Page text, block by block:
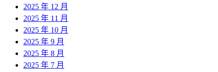
2025 年 12 月
2025 年 11 月
2025 年 10 月
2025 年 9 月
2025 年 8 月
2025 年 7 月